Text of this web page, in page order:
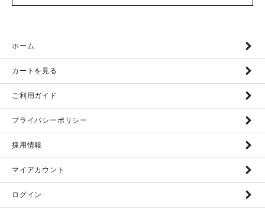
ホーム
カートを見る
ご利用ガイド
プライバシーポリシー
採用情報
マイアカウント
ログイン